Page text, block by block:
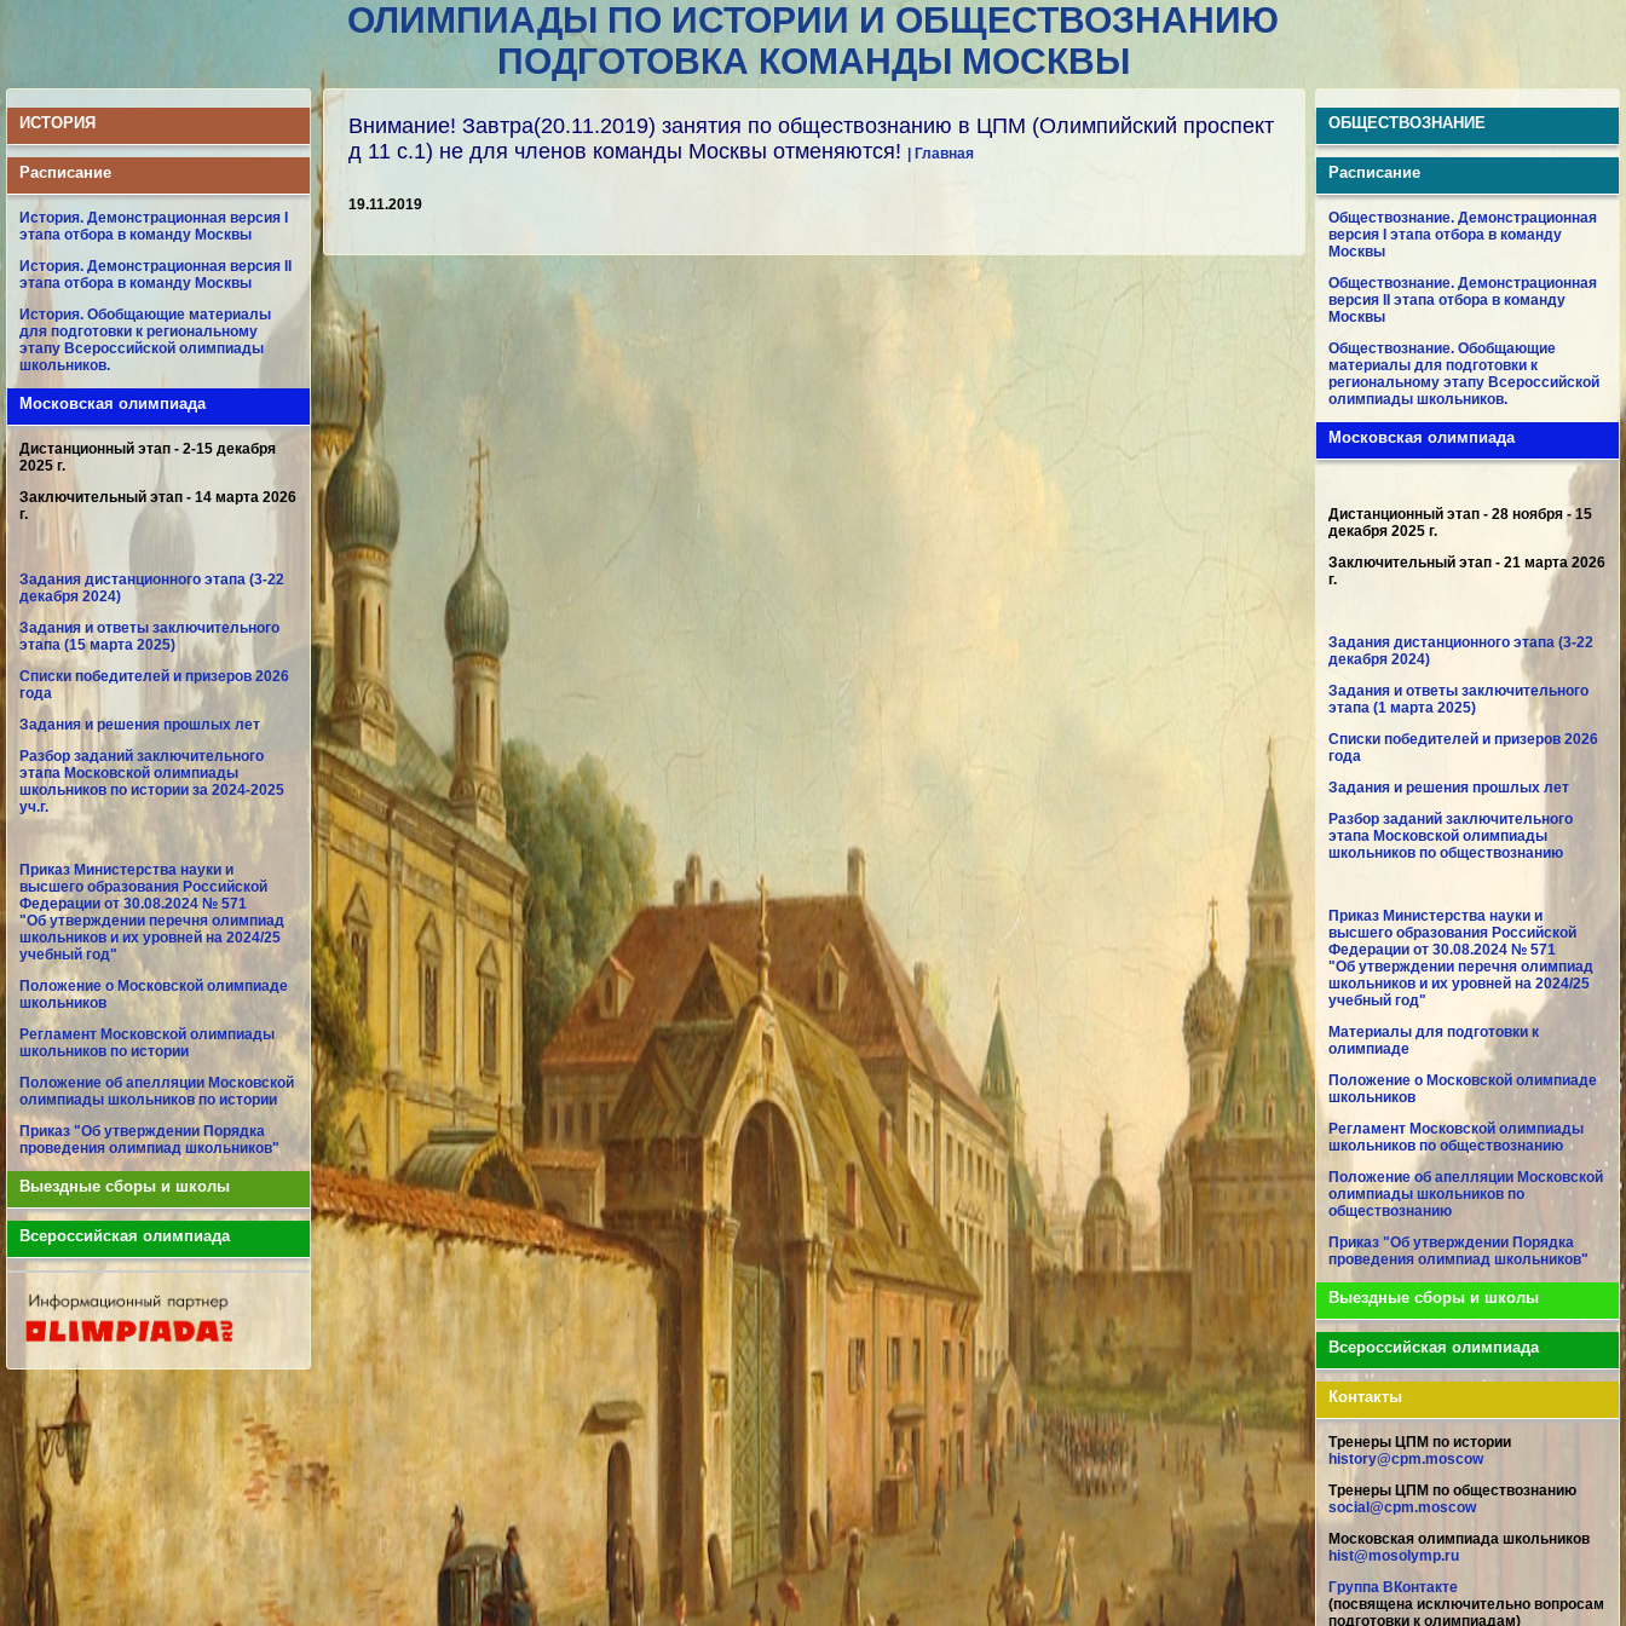
ОЛИМПИАДЫ ПО ИСТОРИИ И ОБЩЕСТВОЗНАНИЮ
ПОДГОТОВКА КОМАНДЫ МОСКВЫ
ИСТОРИЯ
Расписание
История. Демонстрационная версия I
этапа отбора в команду Москвы
История. Демонстрационная версия II
этапа отбора в команду Москвы
История. Обобщающие материалы
для подготовки к региональному
этапу Всероссийской олимпиады
школьников.
Московская олимпиада
Дистанционный этап - 2-15 декабря
2025 г.
Заключительный этап - 14 марта 2026
г.
Задания дистанционного этапа (3-22
декабря 2024)
Задания и ответы заключительного
этапа (15 марта 2025)
Списки победителей и призеров 2026
года
Задания и решения прошлых лет
Разбор заданий заключительного
этапа Московской олимпиады
школьников по истории за 2024-2025
уч.г.
Приказ Министерства науки и
высшего образования Российской
Федерации от 30.08.2024 № 571
"Об утверждении перечня олимпиад
школьников и их уровней на 2024/25
учебный год"
Положение о Московской олимпиаде
школьников
Регламент Московской олимпиады
школьников по истории
Положение об апелляции Московской
олимпиады школьников по истории
Приказ "Об утверждении Порядка
проведения олимпиад школьников"
Выездные сборы и школы
Всероссийская олимпиада
Внимание! Завтра(20.11.2019) занятия по обществознанию в ЦПМ (Олимпийский проспект
д 11 с.1) не для членов команды Москвы отменяются!
| Главная
19.11.2019
ОБЩЕСТВОЗНАНИЕ
Расписание
Обществознание. Демонстрационная
версия I этапа отбора в команду
Москвы
Обществознание. Демонстрационная
версия II этапа отбора в команду
Москвы
Обществознание. Обобщающие
материалы для подготовки к
региональному этапу Всероссийской
олимпиады школьников.
Московская олимпиада
Дистанционный этап - 28 ноября - 15
декабря 2025 г.
Заключительный этап - 21 марта 2026
г.
Задания дистанционного этапа (3-22
декабря 2024)
Задания и ответы заключительного
этапа (1 марта 2025)
Списки победителей и призеров 2026
года
Задания и решения прошлых лет
Разбор заданий заключительного
этапа Московской олимпиады
школьников по обществознанию
Приказ Министерства науки и
высшего образования Российской
Федерации от 30.08.2024 № 571
"Об утверждении перечня олимпиад
школьников и их уровней на 2024/25
учебный год"
Материалы для подготовки к
олимпиаде
Положение о Московской олимпиаде
школьников
Регламент Московской олимпиады
школьников по обществознанию
Положение об апелляции Московской
олимпиады школьников по
обществознанию
Приказ "Об утверждении Порядка
проведения олимпиад школьников"
Выездные сборы и школы
Всероссийская олимпиада
Контакты
Тренеры ЦПМ по истории
history@cpm.moscow
Тренеры ЦПМ по обществознанию
social@cpm.moscow
Московская олимпиада школьников
hist@mosolymp.ru
Группа ВКонтакте
(посвящена исключительно вопросам
подготовки к олимпиадам)